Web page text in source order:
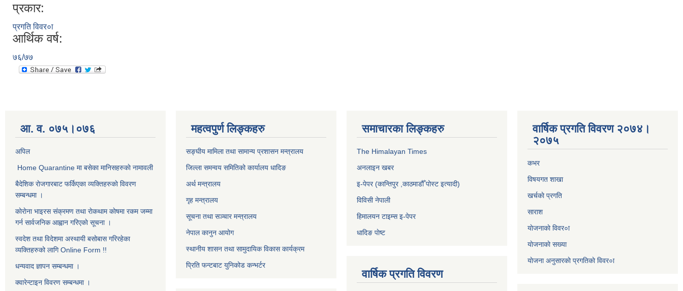
प्रकार:
प्रगति विवर०ा
आर्थिक वर्ष:
७६/७७
आ. व. ०७५।०७६
अपिल
Home Quarantine मा बसेका मानिसहरुकाे नामावली
बैदेशिक राेजगारबाट फर्किएका व्यक्तिहरुकाे विवरण
सम्बन्धमा ।
काेराेना भाइरस संक्रमण तथा राेकथाम काेषमा रकम जम्मा
गर्न सार्वजनिक आह्वान गरिएकाे सूचना ।
स्वदेश तथा विदेशमा अस्थायी बसोबास गरिरहेका
व्यक्तिहरुको लागि Online Form !!
धन्यवाद ज्ञापन सम्बन्धमा ।
क्वारेन्टाइन विवरण सम्बन्धमा ।
महत्वपुर्ण लिङ्कहरु
सङ्घीय मामिला तथा सामान्य प्रशासन मन्त्रालय
जिल्ला समन्वय समितिको कार्यालय धादिङ
अर्थ मन्त्रालय
गृह मन्त्रालय
सूचना तथा सञ्चार मन्त्रालय
नेपाल कानुन आयोग
स्थानीय शासन तथा सामुदायिक विकास कार्यक्रम
प्रिति फन्टबाट युनिकोड कन्भर्टर
समाचारका लिङ्कहरु
The Himalayan Times
अनलाइन खबर
इ-पेपर (कान्तिपुर ,काठमाडौँ पोस्ट इत्यादी)
विविसी नेपाली
हिमालयन टाइम्स इ-पेपर
धादिङ पाेष्ट
वार्षिक प्रगति विवरण
वार्षिक प्रगति विवरण २०७४।
२०७५
कभर
विषयगत शाखा
खर्चकाे प्रगति
साराश
याेजनाकाे विवर०ा
याेजनाकाे सख्या
याेजना अनुसारकाे प्रगतिकाे विवर०ा